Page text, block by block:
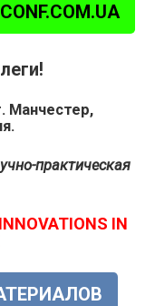
Манчестер,
практическая
IN